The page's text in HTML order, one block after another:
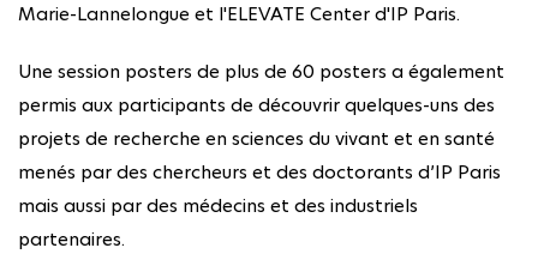
Marie-Lannelongue et l'ELEVATE Center d'IP Paris.
Une session posters de plus de 60 posters a également
permis aux participants de découvrir quelques-uns des
projets de recherche en sciences du vivant et en santé
menés par des chercheurs et des doctorants d’IP Paris
mais aussi par des médecins et des industriels
partenaires.